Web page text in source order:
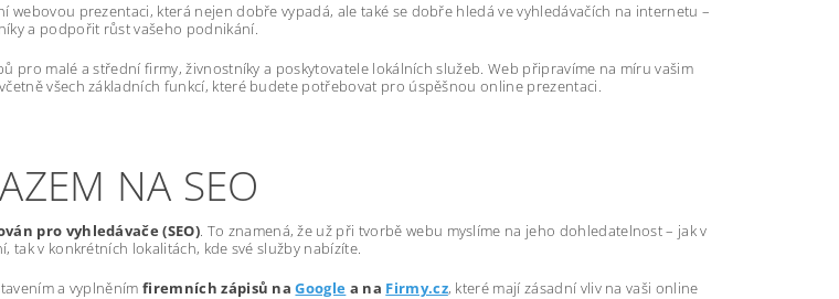
webovou prezentaci, která nejen dobře vypadá, ale také se dobře hledá ve vyhledávačích na internetu –
a podpořit růst vašeho podnikání.
pro malé a střední firmy, živnostníky a poskytovatele lokálních služeb. Web připravíme na míru vašim
všech základních funkcí, které budete potřebovat pro úspěšnou online prezentaci.
NA SEO
pro vyhledávače (SEO). To znamená, že už při tvorbě webu myslíme na jeho dohledatelnost – jak v
tak v konkrétních lokalitách, kde své služby nabízíte.
a vyplněnímfiremních zápisů naGoogle a na Firmy.cz, které mají zásadní vliv na vaši online